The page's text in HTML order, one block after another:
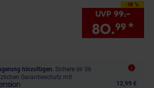
-18 %
Sie Sparen 18
UVP99.–UVP
80.99 *
hinzufügen. Sichere dir 36
Garantieschutz mit
12,99 €